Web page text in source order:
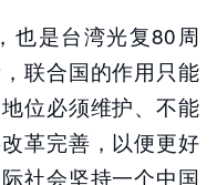
也是台湾光复80周
联合国的作用只能
位必须维护、不能
革完善，以便更好
社会坚持一个中国